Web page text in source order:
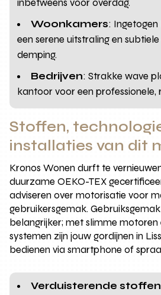
inbetweens voor overdag.
Woonkamers: Ingetogen
een serene uitstraling en
demping.
Bedrijven: Strakke wave
kantoor voor een professionele,
Stoffen,
installaties van dit
Kronos Wonen durft te
duurzame OEKO-TEX
adviseren over motorisatie voor
gebruikersgemak.
belangrijker; met slimme
systemen zijn jouw gordijnen in
bedienen via smartphone of
Verduisterende stoffen